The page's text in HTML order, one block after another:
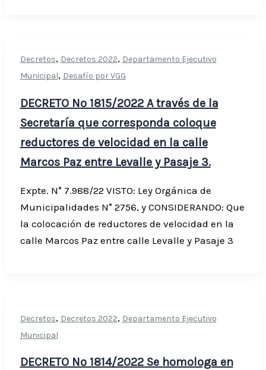
Decretos, Decretos 2022, Departamento Ejecutivo
Municipal, Desafío por VGG
DECRETO Nº 1815/2022 A través de la
Secretaría que corresponda coloque
reductores de velocidad en la calle
Marcos Paz entre Levalle y Pasaje 3.
Expte. N° 7.988/22 VISTO: Ley Orgánica de
Municipalidades N° 2756, y CONSIDERANDO: Que
la colocación de reductores de velocidad en la
calle Marcos Paz entre calle Levalle y Pasaje 3
Decretos, Decretos 2022, Departamento Ejecutivo
Municipal
DECRETO Nº 1814/2022 Se homologa en